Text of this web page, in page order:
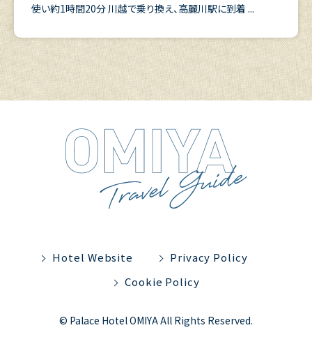
使い約1時間20分 川越で乗り換え、高麗川駅に到着 ...
Hotel Website
Privacy Policy
Cookie Policy
© Palace Hotel OMIYA All Rights Reserved.